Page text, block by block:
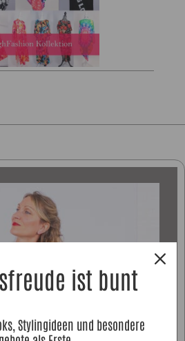
ist bunt
Stylingideen und besondere